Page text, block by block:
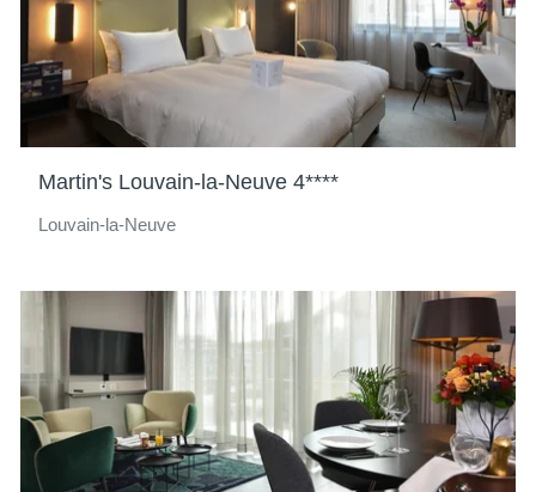
Martin's Louvain-la-Neuve 4****
Louvain-la-Neuve